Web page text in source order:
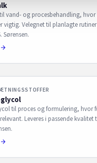
vand- og procesbehandling,
vigtig. Velegnet til planlagte
Sørensen.
til proces og formulering, hvor
Leveres i passende kvalitet